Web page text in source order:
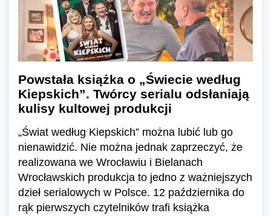
Powstała książka o „Świecie według
Kiepskich”. Twórcy serialu odsłaniają
kulisy kultowej produkcji
„Świat według Kiepskich” można lubić lub go
nienawidzić. Nie można jednak zaprzeczyć, że
realizowana we Wrocławiu i Bielanach
Wrocławskich produkcja to jedno z ważniejszych
dzieł serialowych w Polsce. 12 października do
rąk pierwszych czytelników trafi książka